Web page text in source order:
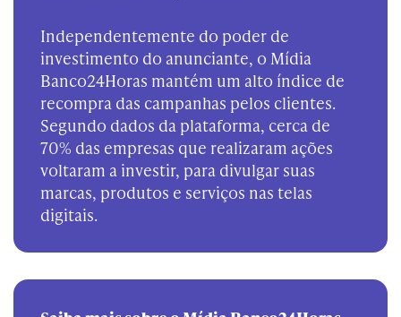
Independentemente do poder de
investimento do anunciante, o Mídia
Banco24Horas mantém um alto índice de
recompra das campanhas pelos clientes.
Segundo dados da plataforma, cerca de
70% das empresas que realizaram ações
voltaram a investir, para divulgar suas
marcas, produtos e serviços nas telas
digitais.